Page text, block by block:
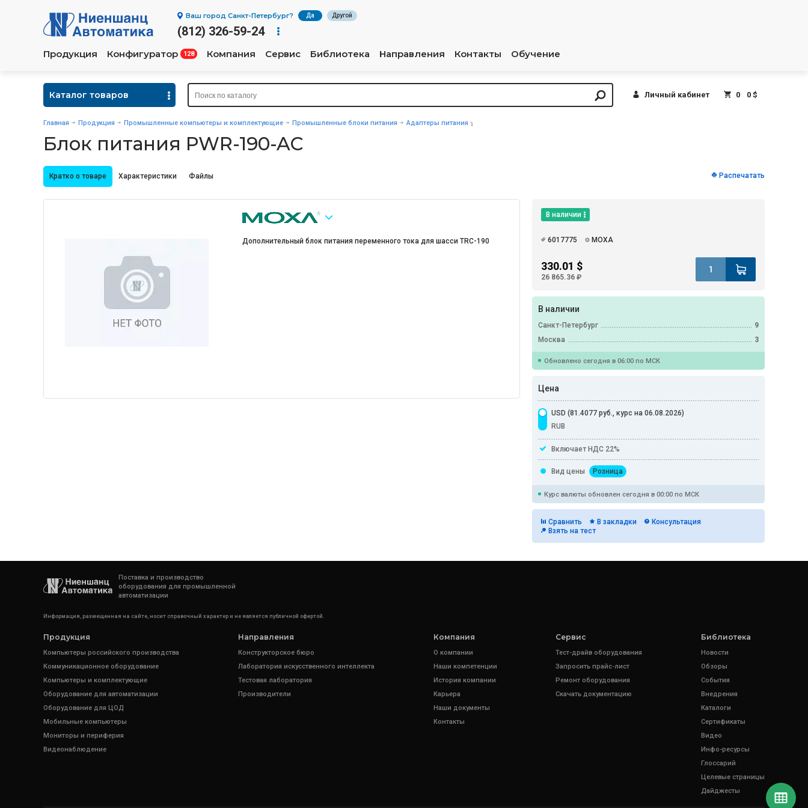
Ваш город Санкт-Петербург? Да Другой
(812) 326-59-24
Продукция Конфигуратор 128 Компания Сервис Библиотека Направления Контакты Обучение
Каталог товаров Личный кабинет 0 0 $
Главная Продукция Промышленные компьютеры и комплектующие Промышленные блоки питания Адаптеры питания
Блок питания PWR-190-AC
Кратко о товаре Характеристики Файлы Распечатать
В наличии
6017775 MOXA
330.01 $
26 865.36 ₽
В наличии
Санкт-Петербург
9
Москва
3
Обновлено сегодня в 06:00 по МСК
Цена
USD (81.4077 руб., курс на 06.08.2026)
RUB
Включает НДС 22%
Вид цены Розница
Курс валюты обновлен сегодня в 00:00 по МСК
Сравнить В закладки
Консультация
Взять на тест
Дополнительный блок питания переменного тока для шасси TRC-190
Поставка и производство
оборудования для промышленной
автоматизации
Информация, размещенная на сайте, носит справочный характер и не является публичной офертой.
Продукция
Компьютеры российского производства
Коммуникационное оборудование
Компьютеры и комплектующие
Оборудование для автоматизации
Оборудование для ЦОД
Мобильные компьютеры
Мониторы и периферия
Видеонаблюдение
Направления
Конструкторское бюро
Лаборатория искусственного интеллекта
Тестовая лаборатория
Производители
Компания
О компании
Наши компетенции
История компании
Карьера
Наши документы
Контакты
Сервис
Тест-драйв оборудования
Запросить прайс-лист
Ремонт оборудования
Скачать документацию
Библиотека
Новости
Обзоры
События
Внедрения
Каталоги
Сертификаты
Видео
Инфо-ресурсы
Глоссарий
Целевые страницы
Дайджесты